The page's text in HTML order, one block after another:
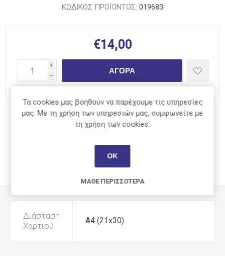
ΚΩΔΙΚΟΣ ΠΡΟΪΟΝΤΟΣ: 019683
€14,00
i
h
ΑΓΟΡΆ
Κοινοποίηση:
Διάσταση
Χαρτιού
Α4 (21x30)
Τα cookies μας βοηθούν να παρέχουμε τις υπηρεσίες
μας. Με τη χρήση των υπηρεσιών μας, συμφωνείτε με
τη χρήση των cookies.
ΟΚ
ΜΆΘΕ ΠΕΡΙΣΣΌΤΕΡΑ